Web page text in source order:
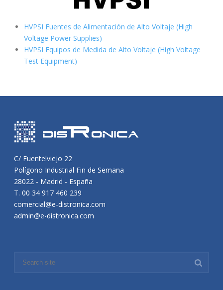
HVPSI Fuentes de Alimentación de Alto Voltaje (High
Voltage Power Supplies)
HVPSI Equipos de Medida de Alto Voltaje (High Voltage
Test Equipment)
C/ Fuentelviejo 22
Polígono Industrial Fin de Semana
28022 - Madrid - España
T. 00 34 917 460 239
comercial@e-distronica.com
admin@e-distronica.com